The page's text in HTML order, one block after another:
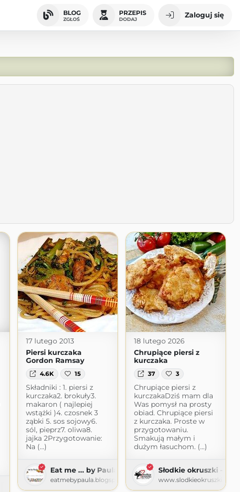
BLOG
ZGŁOŚ
PRZEPIS
DODAJ Zaloguj się
17 lutego 2013
Piersi kurczaka
Gordon Ramsay
4.6K 15
Składniki : 1. piersi z
kurczaka2. brokuły3.
makaron ( najlepiej
wstążki )4. czosnek 3
ząbki 5. sos sojowy6.
sól, pieprz7. oliwa8.
jajka 2Przygotowanie:
Na (...)
Eat me ... by Paula.
eatmebypaula.blogspot.com
18 lutego 2026
Chrupiące piersi z
kurczaka
37 3
Chrupiące piersi z
kurczakaDziś mam dla
Was pomysł na prosty
obiad. Chrupiące piersi
z kurczaka. Proste w
przygotowaniu.
Smakują małym i
dużym łasuchom. (...)
Słodkie okruszki -
www.slodkieokruszki.pl